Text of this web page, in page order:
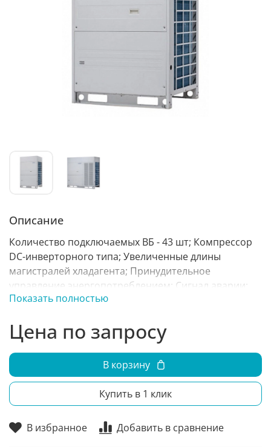
В избранное Добавить в сравнение
Описание
Количество подключаемых ВБ - 43 шт; Компрессор
DC-инверторного типа; Увеличенные длины
магистралей хладагента; Принудительное
управление энергопотреблением; Сигнал аварии;
Антикоррозийная обработка; Прецизионный
наружного блока: функция «ночной режим»;
Широкий температурный диапазон; Mr. Doctor:
удобство сервисного обслуживания;
Самодиагностика;
Показать полностью
Цена по запросу
В корзину
Купить в 1 клик